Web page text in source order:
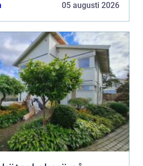
05 augusti 2026